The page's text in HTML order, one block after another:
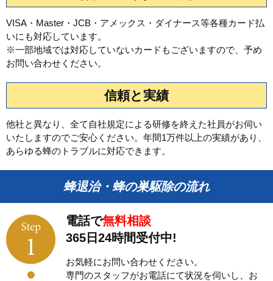
VISA・Master・JCB・アメックス・ダイナース等各種カード払
いにも対応しています。
※一部地域では対応していないカードもございますので、予め
お問い合わせください。
信頼と実績
他社と異なり、全て自社規定による研修を終えた社員がお伺い
いたしますのでご安心ください。年間1万件以上の実績があり、
あらゆる蜂のトラブルに対応できます。
蜂退治・蜂の巣駆除の流れ
電話で無料相談
365日24時間受付中!
お気軽にお問い合わせください。
専門のスタッフがお電話にて状況を伺いし、お